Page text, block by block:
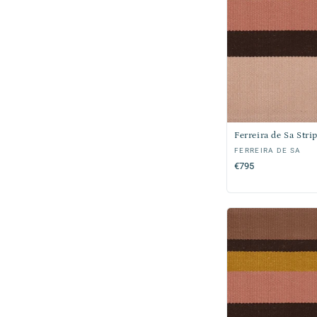
Ferreira de Sa
Verkoper:
FERREIRA DE SA
Normale
€795